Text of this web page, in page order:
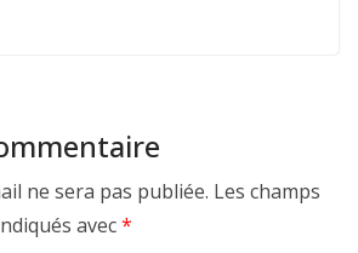
ne sera pas publiée. Les champs
avec*